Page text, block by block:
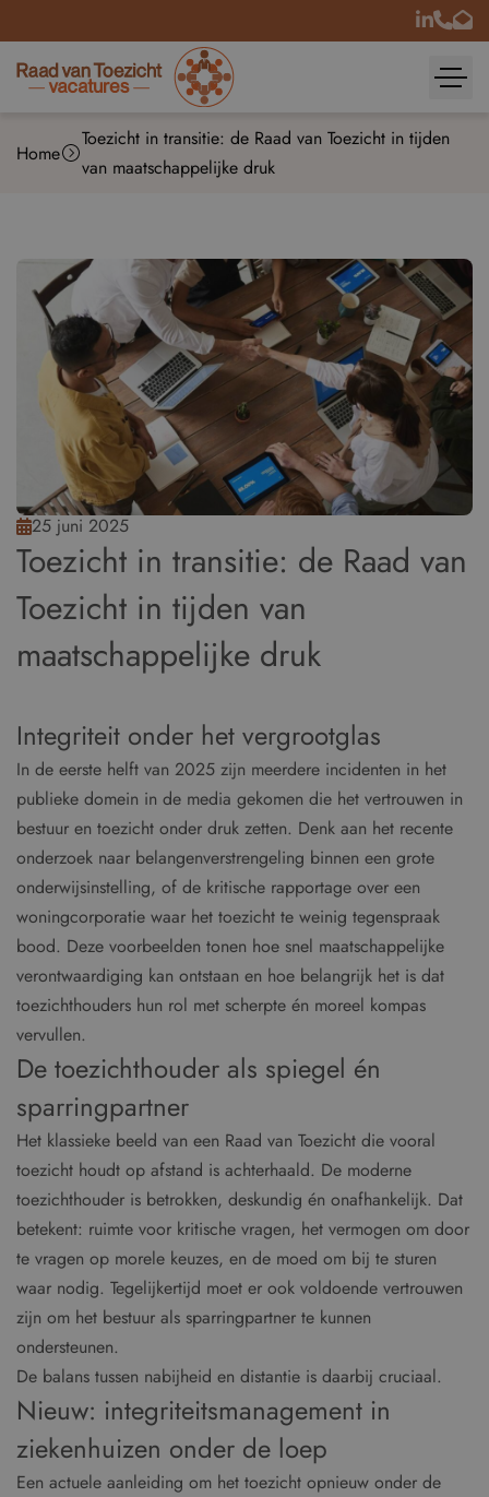
Home
Toezicht in transitie: de Raad van Toezicht in tijden
van maatschappelijke druk
25 juni 2025
Toezicht in transitie: de Raad van
Toezicht in tijden van
maatschappelijke druk
Integriteit onder het vergrootglas
In de eerste helft van 2025 zijn meerdere incidenten in het
publieke domein in de media gekomen die het vertrouwen in
bestuur en toezicht onder druk zetten. Denk aan het recente
onderzoek naar belangenverstrengeling binnen een grote
onderwijsinstelling, of de kritische rapportage over een
woningcorporatie waar het toezicht te weinig tegenspraak
bood. Deze voorbeelden tonen hoe snel maatschappelijke
verontwaardiging kan ontstaan en hoe belangrijk het is dat
toezichthouders hun rol met scherpte én moreel kompas
vervullen.
De toezichthouder als spiegel én
sparringpartner
Het klassieke beeld van een Raad van Toezicht die vooral
toezicht houdt op afstand is achterhaald. De moderne
toezichthouder is betrokken, deskundig én onafhankelijk. Dat
betekent: ruimte voor kritische vragen, het vermogen om door
te vragen op morele keuzes, en de moed om bij te sturen
waar nodig. Tegelijkertijd moet er ook voldoende vertrouwen
zijn om het bestuur als sparringpartner te kunnen
ondersteunen.
De balans tussen nabijheid en distantie is daarbij cruciaal.
Nieuw: integriteitsmanagement in
ziekenhuizen onder de loep
Een actuele aanleiding om het toezicht opnieuw onder de